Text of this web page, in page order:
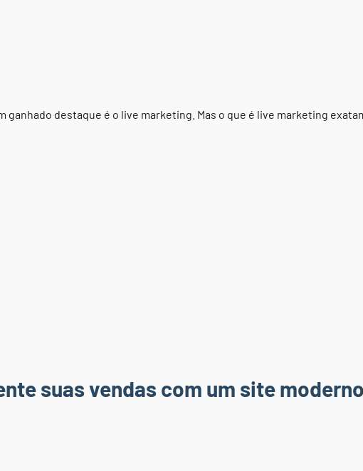
destaque é o live marketing. Mas o que é live marketing
suas vendas com um site